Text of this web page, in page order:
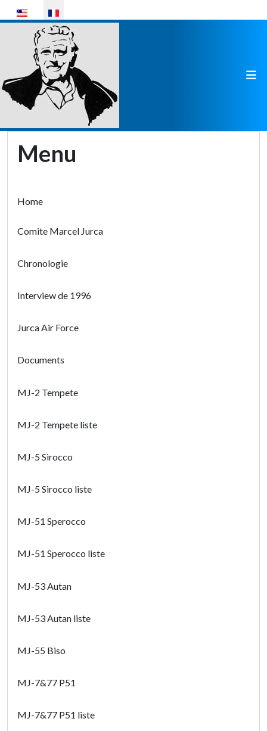
Sélectionnez votre langue
Menu
Home
Comite Marcel Jurca
Chronologie
Interview de 1996
Jurca Air Force
Documents
MJ-2 Tempete
MJ-2 Tempete liste
MJ-5 Sirocco
MJ-5 Sirocco liste
MJ-51 Sperocco
MJ-51 Sperocco liste
MJ-53 Autan
MJ-53 Autan liste
MJ-55 Biso
MJ-7&77 P51
MJ-7&77 P51 liste